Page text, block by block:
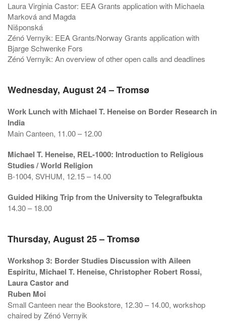
Laura Virginia Castor: EEA Grants application with Michaela
Marková and Magda
Nišponská
Zénó Vernyik: EEA Grants/Norway Grants application with
Bjarge Schwenke Fors
Zénó Vernyik: An overview of other open calls and deadlines
Wednesday, August 24 – Tromsø
Work Lunch with Michael T. Heneise on Border Research in
India
Main Canteen, 11.00 – 12.00
Michael T. Heneise, REL-1000: Introduction to Religious
Studies / World Religion
B-1004, SVHUM, 12.15 – 14.00
Guided Hiking Trip from the University to Telegrafbukta
14.30 – 18.00
Thursday, August 25 – Tromsø
Workshop 3: Border Studies Discussion with Aileen
Espiritu, Michael T. Heneise, Christopher Robert Rossi,
Laura Castor and
Ruben Moi
Small Canteen near the Bookstore, 12.30 – 14.00, workshop
chaired by Zénó Vernyik